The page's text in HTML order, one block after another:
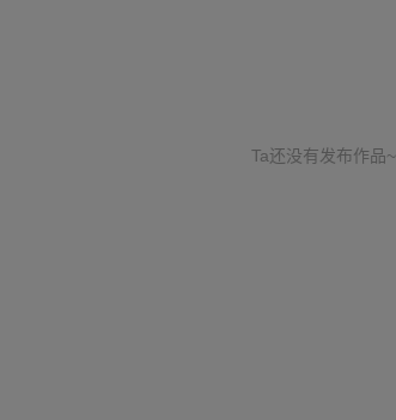
Ta还没有发布作品~